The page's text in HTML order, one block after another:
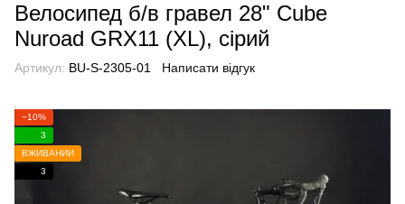
Велосипед б/в гравел 28" Cube
Nuroad GRX11 (XL), сірий
Артикул: BU-S-2305-01 Написати відгук
−10%
3
ВЖИВАНИЙ
3